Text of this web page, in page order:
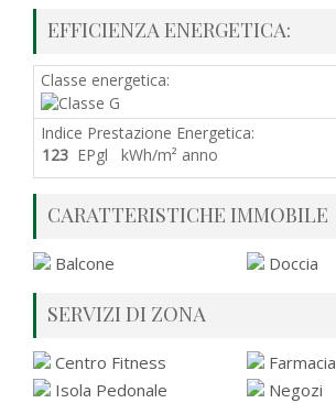
EFFICIENZA ENERGETICA:
Classe energetica:
Indice Prestazione Energetica:
123 EPgl kWh/m² anno
CARATTERISTICHE IMMOBILE
Balcone Doccia
SERVIZI DI ZONA
Centro Fitness
Farmacia
Isola Pedonale
Negozi